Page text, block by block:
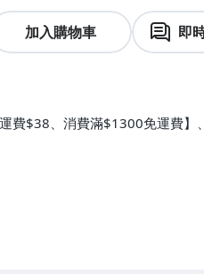
加入購物車 即
費$38、消費滿$1300免運費】
滿$1300免運費】、宅配/貨運
、面交/自取/不寄送【免運費】